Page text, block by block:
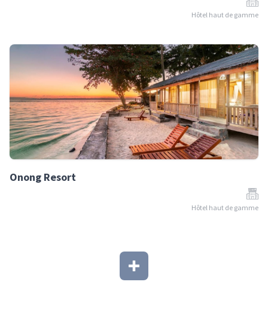
Hôtel haut de gamme
Onong Resort
Hôtel haut de gamme